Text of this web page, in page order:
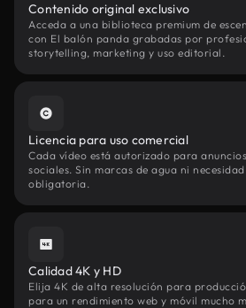
Contenido original exclusivo
Acceda a una biblioteca premium de
con El balón panda grabadas por
storytelling, marketing y uso editorial.
Licencia para uso comercial
Cada vídeo está autorizado para
sociales. Sin marcas de agua ni
obligatoria.
Calidad 4K y HD
Elija 4K de alta resolución para
para un rendimiento web y móvil mucho